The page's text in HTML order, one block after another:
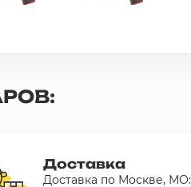
Доставка
Доставка по Москве, МО: